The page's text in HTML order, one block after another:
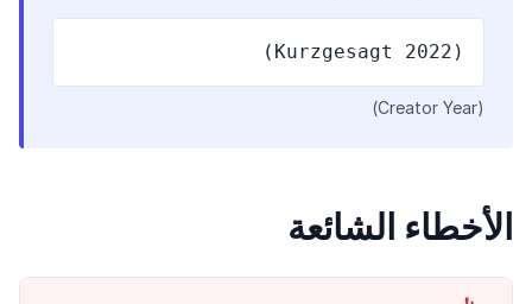
(Kurzgesagt 2022)
(Creator Year)
الأخطاء الشائعة